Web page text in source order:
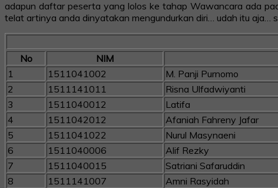
adapun daftar peserta yang lolos ke tahap Wawancara ada
telat artinya anda dinyatakan mengundurkan diri… udah itu aja…
No
NIM
1
1511041002 M. Panji Purnomo
2
1511141011 Risna Ulfadwiyanti
3
1511040012 Latifa
4
1511042012 Afaniah Fahreny Jafar
5
1511041022 Nurul Masynaeni
6
1511040006 Alif Rezky
7
1511040015 Satriani Safaruddin
8
1511141007 Amni Rasyidah